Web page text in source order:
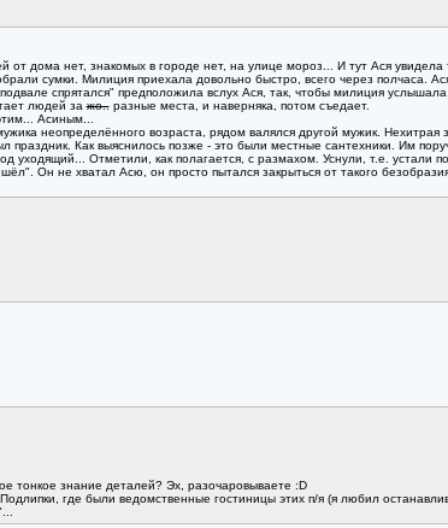
от дома нет, знакомых в городе нет, на улице мороз... И тут Ася
сумки. Милиция приехала довольно быстро, всего через полчаса.
спрятался" предположила вслух Ася, так, чтобы милиция
людей зажо..разные места, и наверняка, потом съедает.
Асиным...
неопределённого возраста, рядом валялся другой мужик. Нехитрая
праздник. Как выяснилось позже - это были местные сантехники. Им
уходящий... Отметили, как полагается, с размахом. Уснули, т.е. устали
Он не хватал Асю, он просто пытался закрыться от такого
тонкое знание деталей? Эх, разочаровываете :D
где были ведомственные гостиницы этих п/я (я любил